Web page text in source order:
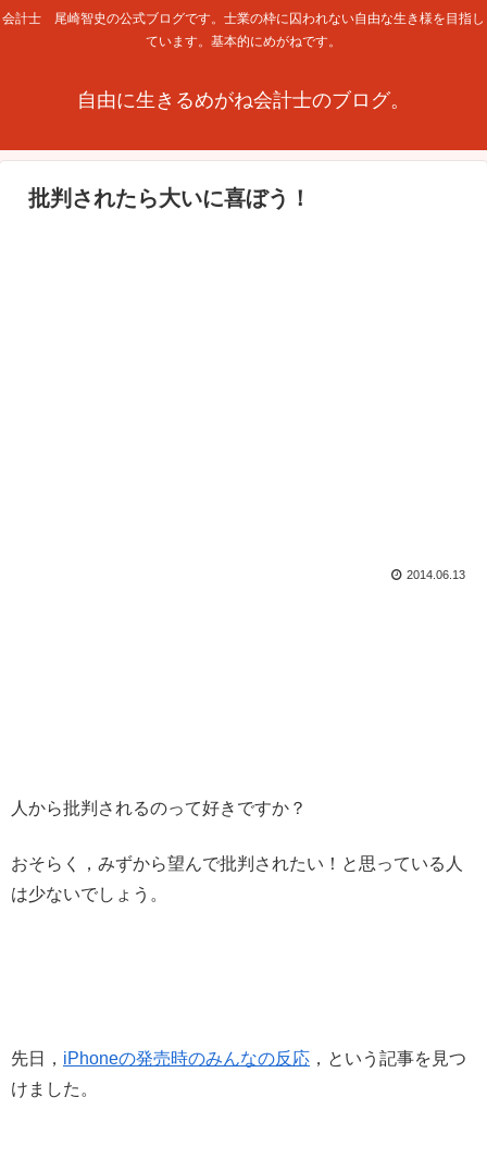
会計士 尾崎智史の公式ブログです。士業の枠に囚われない自由な生き様を目指し
ています。基本的にめがねです。
自由に生きるめがね会計士のブログ。
批判されたら大いに喜ぼう！
2014.06.13
人から批判されるのって好きですか？
おそらく，みずから望んで批判されたい！と思っている人
は少ないでしょう。
先日， iPhoneの発売時のみんなの反応 ，という記事を見つ
けました。